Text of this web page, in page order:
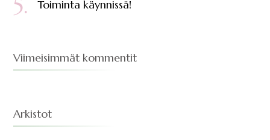
Toiminta käynnissä!
Viimeisimmät kommentit
Arkistot